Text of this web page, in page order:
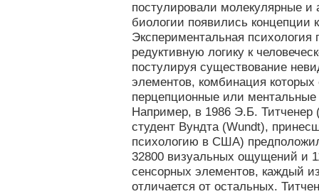
постулировали молекулярные
биологии появились концепции
Экспериментальная
редуктивную логику к
постулируя существование
элементов, комбинация которых
перцепционные или
Например, в 1986 Э.Б.
студент Вундта (Wundt),
психологию в США)
32800 визуальных ощущений и
сенсорных элементов, каждый
отличается от остальных.